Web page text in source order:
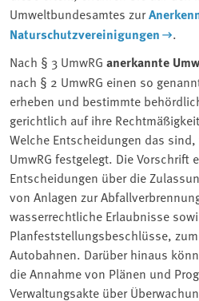
Umweltbundesamtes zur
Naturschutzvereinigungen
.
Nach § 3 UmwRG anerkannte
nach § 2 UmwRG einen so
erheben und bestimmte
gerichtlich auf ihre
Welche Entscheidungen das sind,
UmwRG festgelegt. Die Vorschrift
Entscheidungen über die
von Anlagen zur
wasserrechtliche Erlaubnisse
Planfeststellungsbeschlüsse,
Autobahnen. Darüber hinaus
die Annahme von Plänen und
Verwaltungsakte über